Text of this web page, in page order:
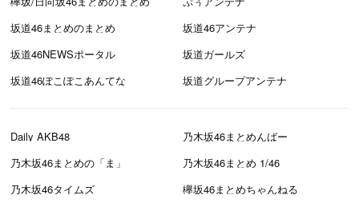
坂道46まとめのまとめ
坂道46アンテナ
坂道46NEWSポータル
坂道ガールズ
坂道46ぽこぽこあんてな
坂道グループアンテナ
Daily AKB48
乃木坂46まとめんばー
乃木坂46まとめの「ま」
乃木坂46まとめ 1/46
乃木坂46タイムズ
欅坂46まとめちゃんねる